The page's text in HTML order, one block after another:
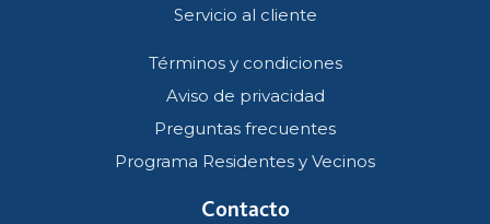
Servicio al cliente
Términos y condiciones
Aviso de privacidad
Preguntas frecuentes
Programa Residentes y Vecinos
Contacto